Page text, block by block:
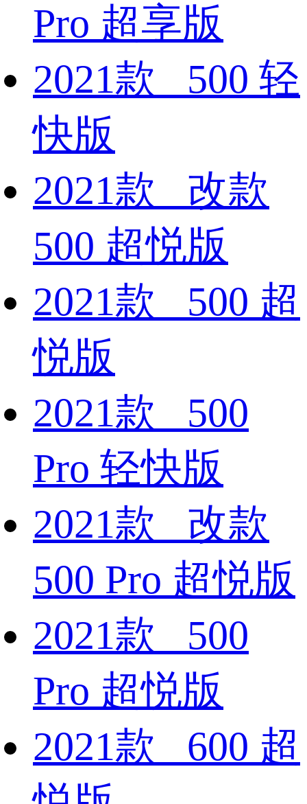
Pro 超享版
2021款 500 轻
快版
2021款 改款
500 超悦版
2021款 500 超
悦版
2021款 500
Pro 轻快版
2021款 改款
500 Pro 超悦版
2021款 500
Pro 超悦版
2021款 600 超